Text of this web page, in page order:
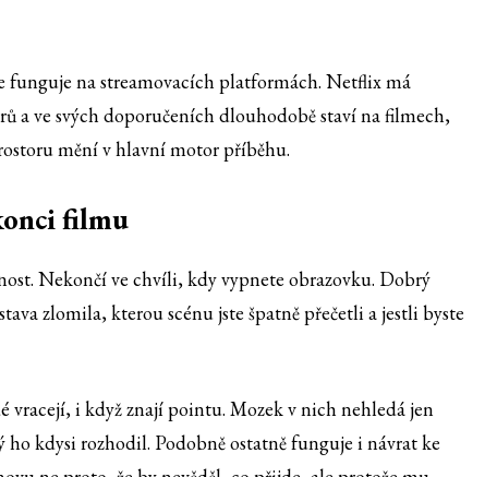
na streamovacích platformách. Netflix má
a ve svých doporučeních dlouhodobě staví na filmech,
mění v hlavní motor příběhu.
filmu
Nekončí ve chvíli, kdy vypnete obrazovku. Dobrý
zlomila, kterou scénu jste špatně přečetli a jestli byste
vracejí, i když znají pointu. Mozek v nich nehledá jen
kdysi rozhodil. Podobně ostatně funguje i návrat ke